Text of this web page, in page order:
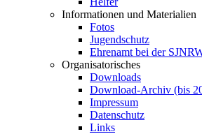
Informationen und Materialien
Fotos
Jugendschutz
Ehrenamt bei der
Organisatorisches
Downloads
Download-Archiv (bis
Impressum
Datenschutz
Links